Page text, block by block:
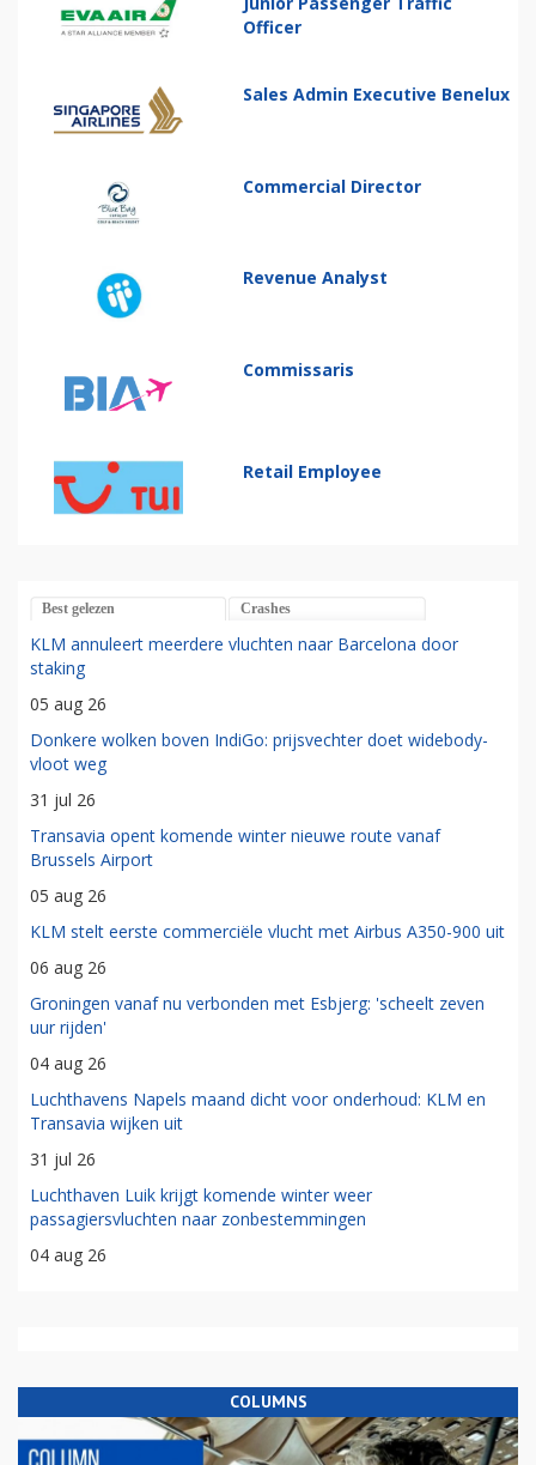
Officer
Sales Admin Executive Benelux
Commercial Director
Revenue Analyst
Commissaris
Retail Employee
Best gelezen Crashes
KLM annuleert meerdere vluchten naar Barcelona door
staking
05 aug 26
Donkere wolken boven IndiGo: prijsvechter doet widebody-
vloot weg
31 jul 26
Transavia opent komende winter nieuwe route vanaf
Brussels Airport
05 aug 26
KLM stelt eerste commerciële vlucht met Airbus A350-900 uit
06 aug 26
Groningen vanaf nu verbonden met Esbjerg: 'scheelt zeven
uur rijden'
04 aug 26
Luchthavens Napels maand dicht voor onderhoud: KLM en
Transavia wijken uit
31 jul 26
Luchthaven Luik krijgt komende winter weer
passagiersvluchten naar zonbestemmingen
04 aug 26
COLUMNS